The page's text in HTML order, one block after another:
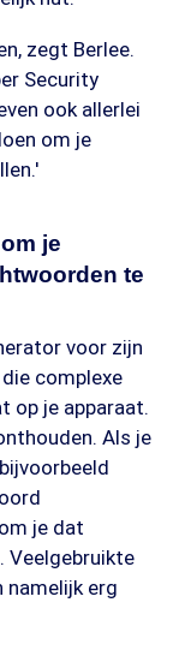
zegt Berlee.
Security
ook allerlei
om je
je
te
voor zijn
complexe
op je apparaat.
Als je
je dat
Veelgebruikte
namelijk erg